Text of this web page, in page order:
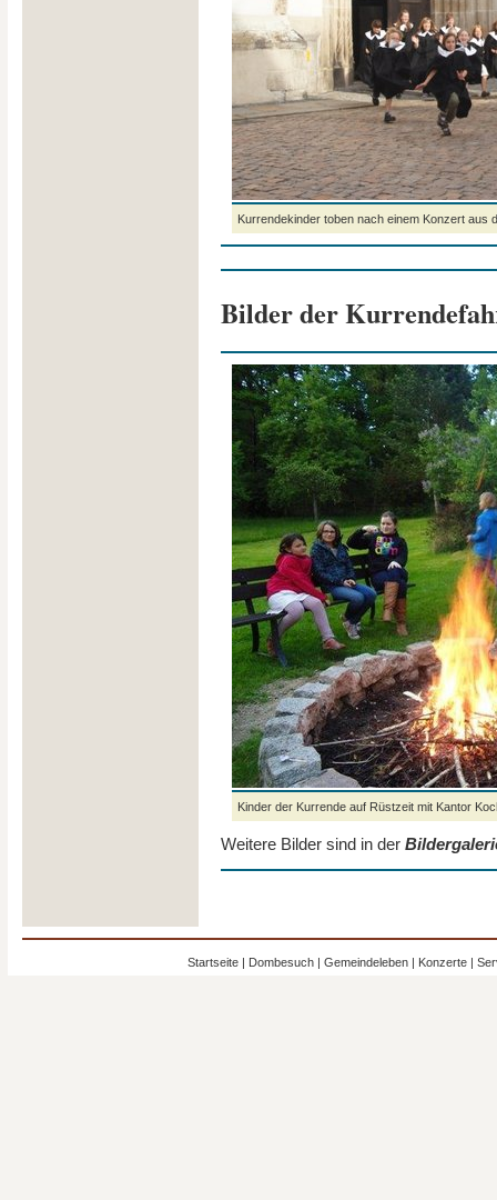
Kurrendekinder toben nach einem Konzert aus
Bilder der
Kinder der Kurrende auf Rüstzeit mit Kantor
Weitere Bilder sind in der
Startseite Dombesuch Gemeindeleben Konzerte